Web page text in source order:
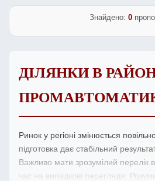
Знайдено: 0
ДІЛЯНКИ В
Ринок у регіоні змінюється
підготовка дає стабільний
Важливо мати зрозумілий перелік
час на випадкові перегляди.